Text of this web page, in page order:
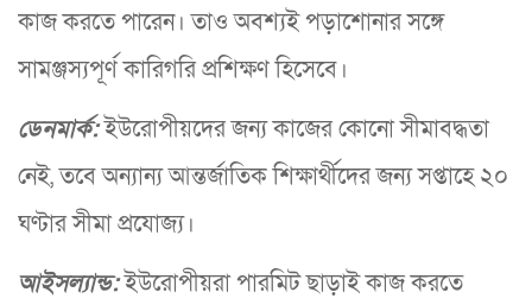
কাজ করতে পারেন। তাও অবশ্যই পড়াশোনার সঙ্গে
সামঞ্জস্যপূর্ণ কারিগরি প্রশিক্ষণ হিসেবে।
ডেনমার্ক:ইউরোপীয়দের জন্য কাজের কোনো সীমাবদ্ধতা
নেই, তবে অন্যান্য আন্তর্জাতিক শিক্ষার্থীদের জন্য সপ্তাহে ২০
ঘণ্টার সীমা প্রযোজ্য।
আইসল্যান্ড:ইউরোপীয়রা পারমিট ছাড়াই কাজ করতে